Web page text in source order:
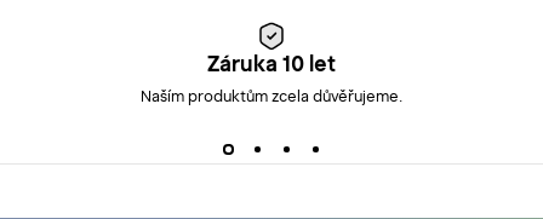
Záruka 10 let
Naším produktům zcela důvěřujeme.